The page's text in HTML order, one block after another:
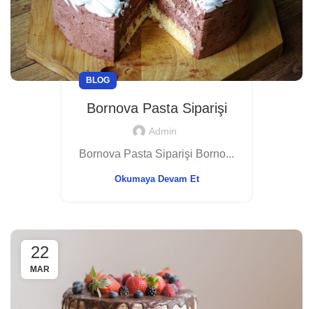
BLOG
Bornova Pasta Siparişi
Admin
Bornova Pasta Siparişi Borno...
Okumaya Devam Et
22
MAR